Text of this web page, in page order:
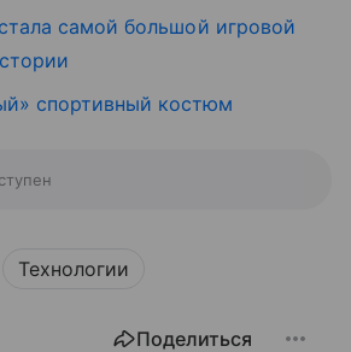
самой большой игровой
спортивный костюм
Технологии
Поделиться